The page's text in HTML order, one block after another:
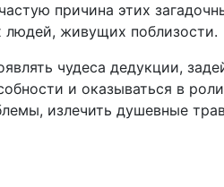
причина этих
людей, живущих поблизости.
чудеса дедукции,
и оказываться в роли
излечить душевные